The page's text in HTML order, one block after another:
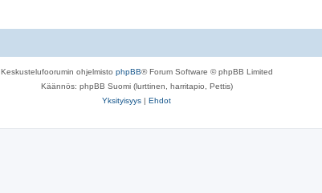
Keskustelufoorumin ohjelmisto phpBB® Forum Software © phpBB Limited
Käännös: phpBB Suomi (lurttinen, harritapio, Pettis)
Yksityisyys | Ehdot